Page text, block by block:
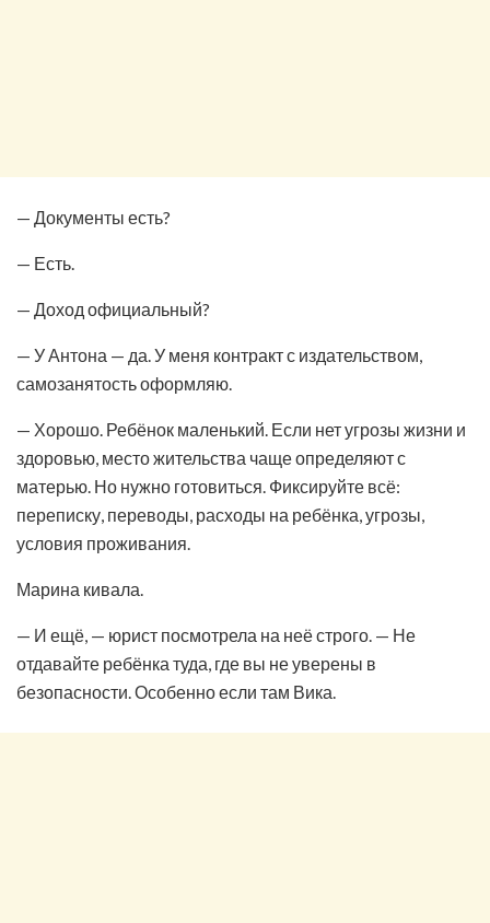
— Документы есть?
— Есть.
— Доход официальный?
— У Антона — да. У меня контракт с издательством,
самозанятость оформляю.
— Хорошо. Ребёнок маленький. Если нет угрозы жизни и
здоровью, место жительства чаще определяют с
матерью. Но нужно готовиться. Фиксируйте всё:
переписку, переводы, расходы на ребёнка, угрозы,
условия проживания.
Марина кивала.
— И ещё, — юрист посмотрела на неё строго. — Не
отдавайте ребёнка туда, где вы не уверены в
безопасности. Особенно если там Вика.